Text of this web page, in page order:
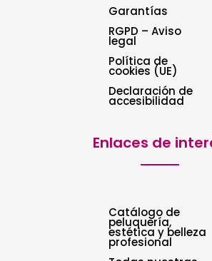
Garantías
RGPD – Aviso
legal
Política de
cookies (UE)
Declaración de
accesibilidad
Enlaces de
Catálogo de
peluquería,
estética y belleza
profesional